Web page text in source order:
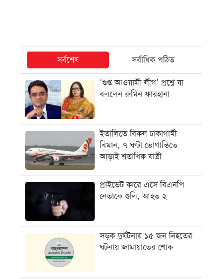
সর্বশেষ
সর্বাধিক পঠিত
‘গুপ্ত আওয়ামী লীগ’ প্রশ্নে যা
বললেন রুমিন ফারহানা
ইতালিতে বিকল ঢাকাগামী
বিমান, ৭ ঘণ্টা ভোগান্তিতে
আড়াই শতাধিক যাত্রী
প্রাইভেট কারে এসে বিএনপি
নেতাকে গুলি, আহত ২
সড়ক দুর্ঘটনায় ১৫ জন নিহতের
ঘটনায় জামায়াতের শোক